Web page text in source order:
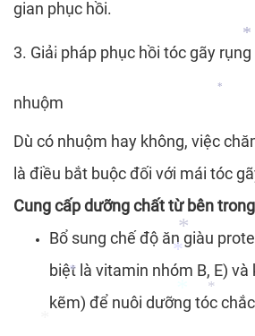
*
gian phục hồi.
3. Giải pháp phục hồi tóc gãy
nhuộm
Dù có nhuộm hay không, việc
là điều bắt buộc đối với mái tóc
Cung cấp dưỡng chất từ bên
Bổ sung chế độ ăn giàu
biệt là vitamin nhóm B, E)
kẽm) để nuôi dưỡng tóc